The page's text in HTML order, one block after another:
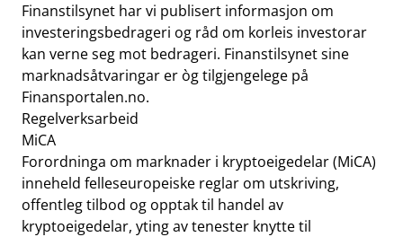
Finanstilsynet har vi publisert informasjon om
investeringsbedrageri og råd om korleis investorar
kan verne seg mot bedrageri. Finanstilsynet sine
marknadsåtvaringar er òg tilgjengelege på
Finansportalen.no.
Regelverksarbeid
MiCA
Forordninga om marknader i kryptoeigedelar (MiCA)
inneheld felleseuropeiske reglar om utskriving,
offentleg tilbod og opptak til handel av
kryptoeigedelar, yting av tenester knytte til